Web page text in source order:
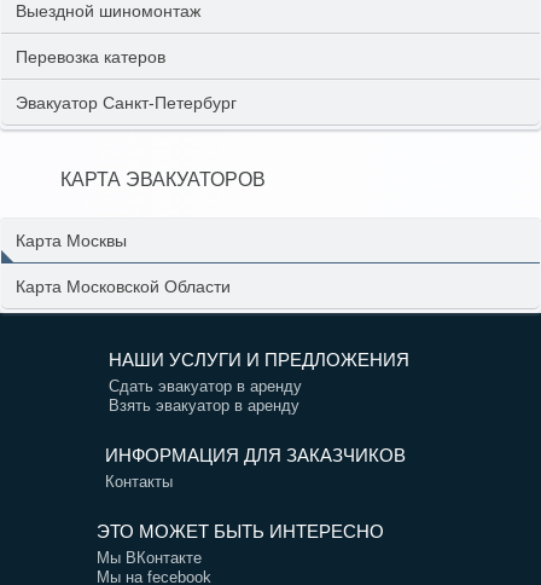
Выездной шиномонтаж
Перевозка катеров
Эвакуатор Санкт-Петербург
КАРТА ЭВАКУАТОРОВ
Карта Москвы
Карта Московской Области
НАШИ УСЛУГИ И ПРЕДЛОЖЕНИЯ
Сдать эвакуатор в аренду
Взять эвакуатор в аренду
ИНФОРМАЦИЯ ДЛЯ ЗАКАЗЧИКОВ
Контакты
ЭТО МОЖЕТ БЫТЬ ИНТЕРЕСНО
Мы ВКонтакте
Мы на fecebook